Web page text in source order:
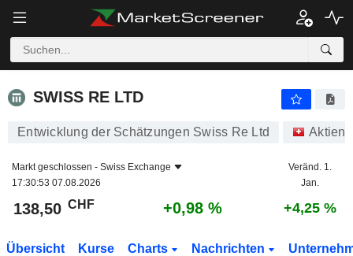
SWISS RE LTD
SWISS RE LTD
Entwicklung der Schätzungen Swiss Re Ltd Aktien
Markt geschlossen - Swiss Exchange
17:30:53 07.08.2026
Veränd. 1.
Jan.
138,50 CHF +0,98 % +4,25 %
Übersicht Kurse Charts Nachrichten